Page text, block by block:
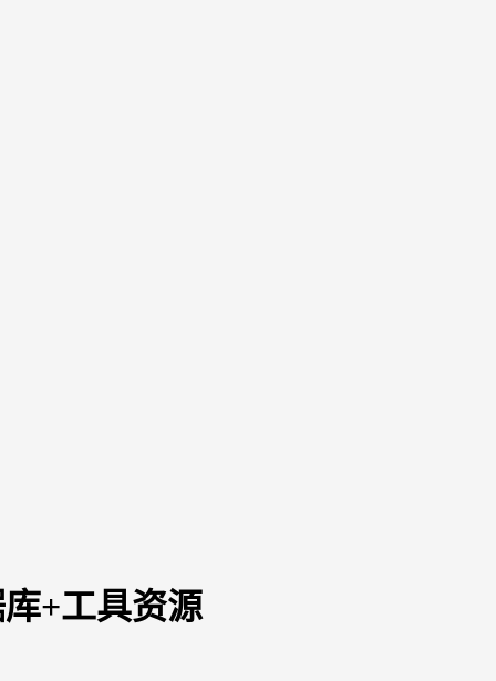
+工具资源